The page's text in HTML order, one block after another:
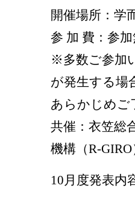
開催場所：学
参 加 費：参
※多数ご参加
が発生する場
あらかじめご
共催：衣笠総
機構（R-GIRO
10月度発表内